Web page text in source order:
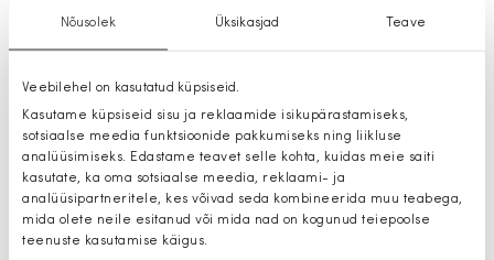
Nõusolek Üksikasjad Teave
Veebilehel on kasutatud küpsiseid.
Kasutame küpsiseid sisu ja reklaamide isikupärastamiseks,
sotsiaalse meedia funktsioonide pakkumiseks ning liikluse
analüüsimiseks. Edastame teavet selle kohta, kuidas meie saiti
kasutate, ka oma sotsiaalse meedia, reklaami- ja
analüüsipartneritele, kes võivad seda kombineerida muu teabega,
mida olete neile esitanud või mida nad on kogunud teiepoolse
teenuste kasutamise käigus.
Džemprid